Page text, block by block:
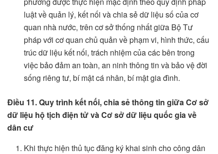
luật về quản lý, kết nối và chia sẻ dữ liệu số của cơ
quan nhà nước, trên cơ sở thống nhất giữa Bộ Tư
pháp với cơ quan chủ quản về phạm vi, hình thức, cấu
trúc dữ liệu kết nối, trách nhiệm của các bên trong
việc bảo đảm an toàn, an ninh thông tin và bảo vệ đời
sống riêng tư, bí mật cá nhân, bí mật gia đình.
Điều 11. Quy trình kết nối, chia sẻ thông tin giữa Cơ sở
dữ liệu hộ tịch điện tử và Cơ sở dữ liệu quốc gia về
dân cư
Khi thực hiện thủ tục đăng ký khai sinh cho công dân